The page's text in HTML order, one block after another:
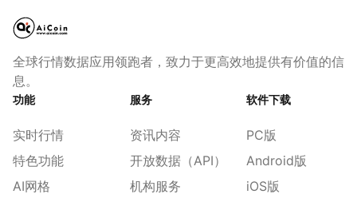
全球行情数据应用领跑者，致力于更高效地提供有价值的信
息。
功能
实时行情
特色功能
AI网格
服务
资讯内容
开放数据（API）
机构服务
软件下载
PC版
Android版
iOS版